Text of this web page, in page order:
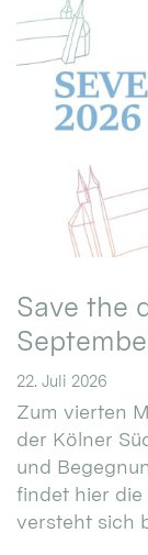
Save the
22. Juli 2026
Zum vierten
der Kölner
und
findet hier die
versteht sich